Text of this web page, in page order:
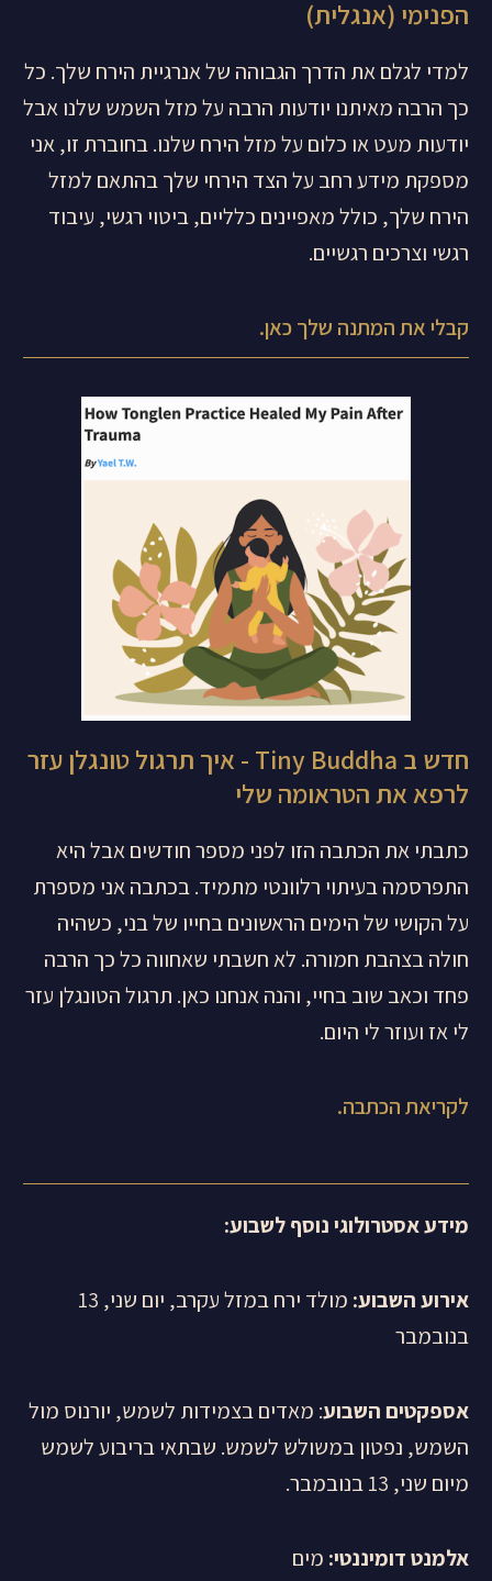
הפנימי (אנגלית)
למדי לגלם את הדרך הגבוהה של אנרגיית הירח שלך. כל
כך הרבה מאיתנו יודעות הרבה על מזל השמש שלנו אבל
יודעות מעט או כלום על מזל הירח שלנו. בחוברת זו, אני
מספקת מידע רחב על הצד הירחי שלך בהתאם למזל
הירח שלך, כולל מאפיינים כלליים, ביטוי רגשי, עיבוד
רגשי וצרכים רגשיים.
קבלי את המתנה שלך כאן.
חדש ב Tiny Buddha - איך תרגול טונגלן עזר
לרפא את הטראומה שלי
כתבתי את הכתבה הזו לפני מספר חודשים אבל היא
התפרסמה בעיתוי רלוונטי מתמיד. בכתבה אני מספרת
על הקושי של הימים הראשונים בחייו של בני, כשהיה
חולה בצהבת חמורה. לא חשבתי שאחווה כל כך הרבה
פחד וכאב שוב בחיי, והנה אנחנו כאן. תרגול הטונגלן עזר
לי אז ועוזר לי היום.
לקריאת הכתבה.
מידע אסטרולוגי נוסף לשבוע:
אירוע השבוע:
מולד ירח במזל עקרב, יום שני, 13
בנובמבר
אספקטים השבוע: מאדים בצמידות לשמש, יורנוס מול
השמש, נפטון במשולש לשמש. שבתאי בריבוע לשמש
מיום שני, 13 בנובמבר.
אלמנט דומיננטי: מים